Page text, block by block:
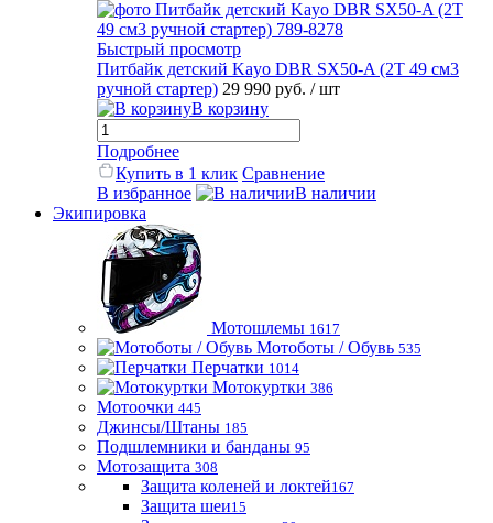
Быстрый просмотр
Питбайк детский Kayo DBR SX50-A (2T 49 см3
ручной стартер) 29 990 руб. / шт
В корзину
Подробнее
Купить в 1 клик Сравнение
В избранное
В наличии
Экипировка
Мотошлемы 1617
Мотоботы / Обувь 535
Перчатки 1014
Мотокуртки 386
Мотоочки 445
Джинсы/Штаны 185
Подшлемники и банданы 95
Мотозащита 308
Защита коленей и локтей167
Защита шеи15